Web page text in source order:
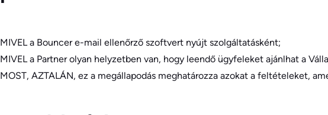
MIVEL a Bouncer e-mail ellenőrző szoftvert nyújt szolgáltatásként;
MIVEL a Partner olyan helyzetben van, hogy leendő ügyfeleket ajánlhat a
MOST, AZTALÁN, ez a megállapodás meghatározza azokat a feltételeket,